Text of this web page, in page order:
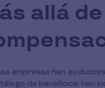
allá
empresas han
de beneficios, han